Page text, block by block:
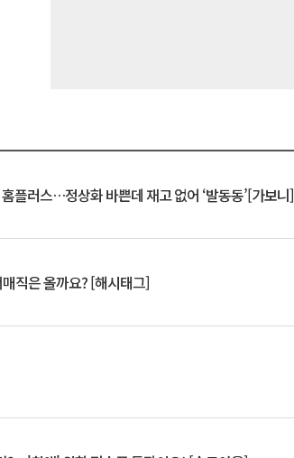
플러스…정상화 바쁜데 재고 없어 ‘발동동’[가보니]
직은 올까요? [해시태그]